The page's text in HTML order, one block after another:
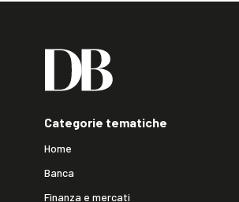
Categorie tematiche
Home
Banca
Finanza e mercati